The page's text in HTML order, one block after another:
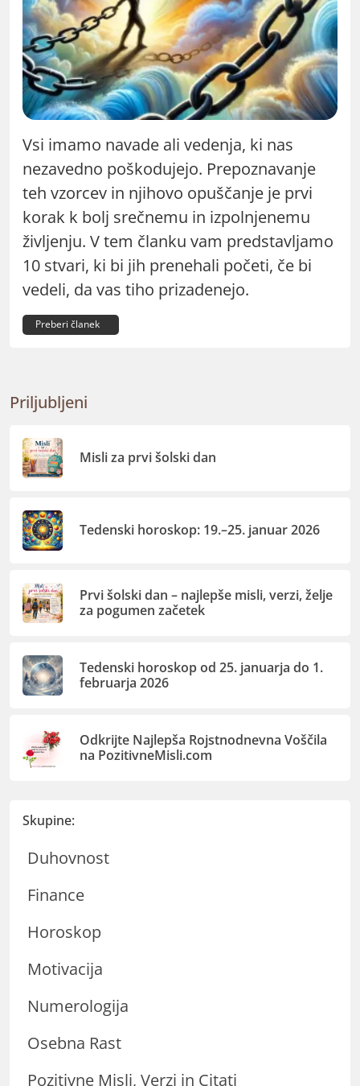
Vsi imamo navade ali vedenja, ki nas
nezavedno poškodujejo. Prepoznavanje
teh vzorcev in njihovo opuščanje je prvi
korak k bolj srečnemu in izpolnjenemu
življenju. V tem članku vam predstavljamo
10 stvari, ki bi jih prenehali početi, če bi
vedeli, da vas tiho prizadenejo.
Preberi članek
Priljubljeni
Misli za prvi šolski dan
Tedenski horoskop: 19.–25. januar 2026
Prvi šolski dan – najlepše misli, verzi, želje
za pogumen začetek
Tedenski horoskop od 25. januarja do 1.
februarja 2026
Odkrijte Najlepša Rojstnodnevna Voščila
na PozitivneMisli.com
Skupine:
Duhovnost
Finance
Horoskop
Motivacija
Numerologija
Osebna Rast
Pozitivne Misli, Verzi in Citati